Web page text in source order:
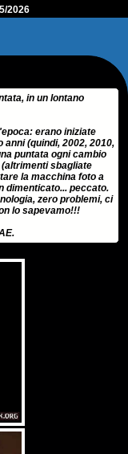
2026
in un lontano
erano iniziate
anni (quindi, 2002, 2010,
puntata ogni cambio
(altrimenti sbagliate
la macchina foto a
dimenticato... peccato.
zero problemi, ci
lo sapevamo!!!